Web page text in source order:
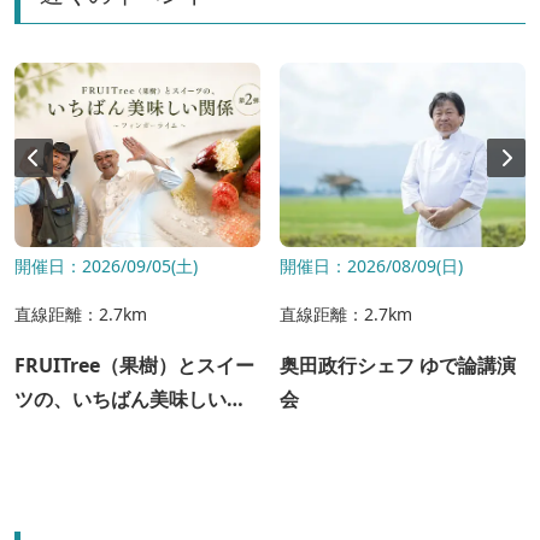
開催日：2026/09/05(土)
直線距離：2.7km
FRUITree（果樹）とスイー
ツの、いちばん美味しい関
開催日：2026/08/09(日)
直線距離：2.7km
奥田政行シェフ ゆで論講演
会